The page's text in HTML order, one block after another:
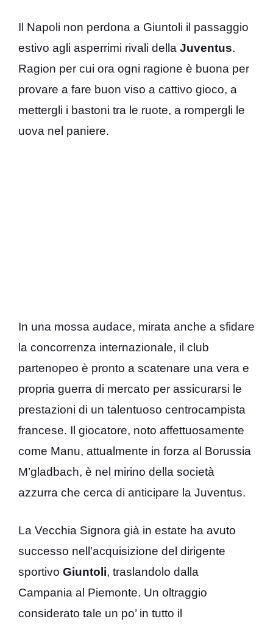
Il Napoli non perdona a Giuntoli il passaggio
estivo agli asperrimi rivali della Juventus.
Ragion per cui ora ogni ragione è buona per
provare a fare buon viso a cattivo gioco, a
mettergli i bastoni tra le ruote, a rompergli le
uova nel paniere.
In una mossa audace, mirata anche a sfidare
la concorrenza internazionale, il club
partenopeo è pronto a scatenare una vera e
propria guerra di mercato per assicurarsi le
prestazioni di un talentuoso centrocampista
francese. Il giocatore, noto affettuosamente
come Manu, attualmente in forza al Borussia
M’gladbach, è nel mirino della società
azzurra che cerca di anticipare la Juventus.
La Vecchia Signora già in estate ha avuto
successo nell’acquisizione del dirigente
sportivo Giuntoli, traslandolo dalla
Campania al Piemonte. Un oltraggio
considerato tale un po’ in tutto il